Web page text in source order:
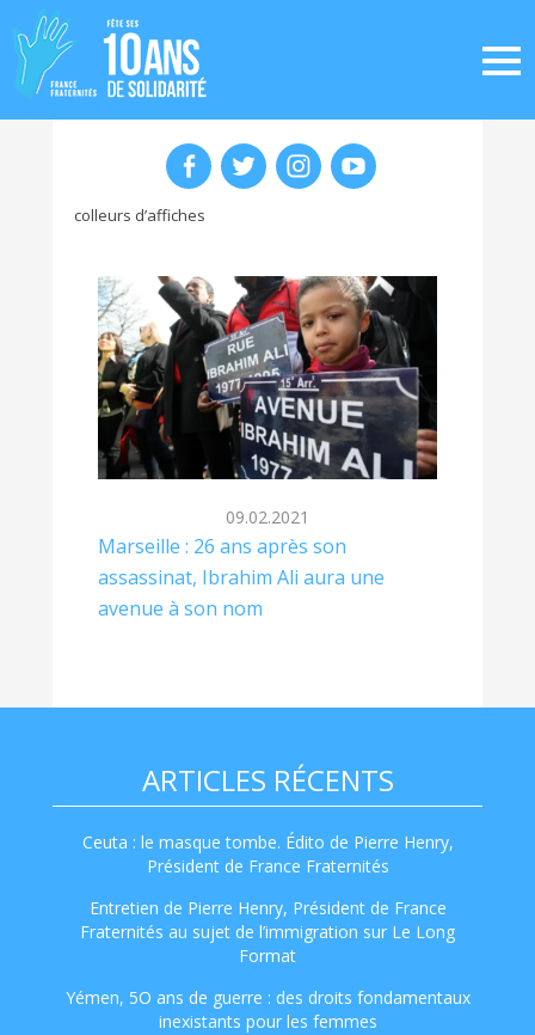
colleurs d’affiches
09.02.2021
Marseille : 26 ans après son
assassinat, Ibrahim Ali aura une
avenue à son nom
ARTICLES RÉCENTS
Ceuta : le masque tombe. Édito de Pierre Henry,
Président de France Fraternités
Entretien de Pierre Henry, Président de France
Fraternités au sujet de l’immigration sur Le Long
Format
Yémen, 5O ans de guerre : des droits fondamentaux
inexistants pour les femmes